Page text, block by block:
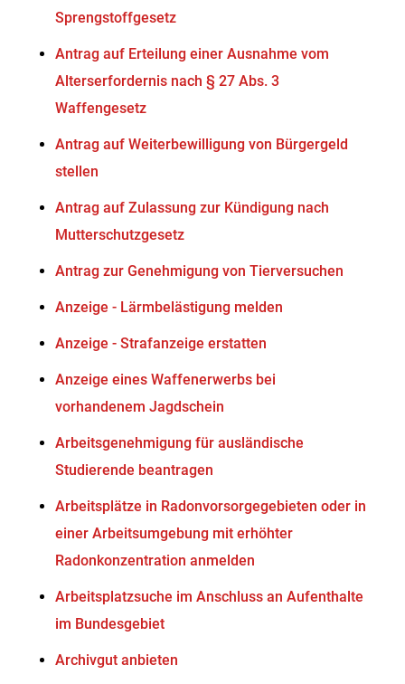
Sprengstoffgesetz
Antrag auf Erteilung einer Ausnahme vom
Alterserfordernis nach § 27 Abs. 3
Waffengesetz
Antrag auf Weiterbewilligung von Bürgergeld
stellen
Antrag auf Zulassung zur Kündigung nach
Mutterschutzgesetz
Antrag zur Genehmigung von Tierversuchen
Anzeige - Lärmbelästigung melden
Anzeige - Strafanzeige erstatten
Anzeige eines Waffenerwerbs bei
vorhandenem Jagdschein
Arbeitsgenehmigung für ausländische
Studierende beantragen
Arbeitsplätze in Radonvorsorgegebieten oder in
einer Arbeitsumgebung mit erhöhter
Radonkonzentration anmelden
Arbeitsplatzsuche im Anschluss an Aufenthalte
im Bundesgebiet
Archivgut anbieten